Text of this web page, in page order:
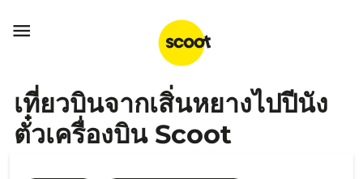

เที่ยวบินจากเสิ่นหยางไปปีนัง
ตั๋วเครื่องบิน Scoot